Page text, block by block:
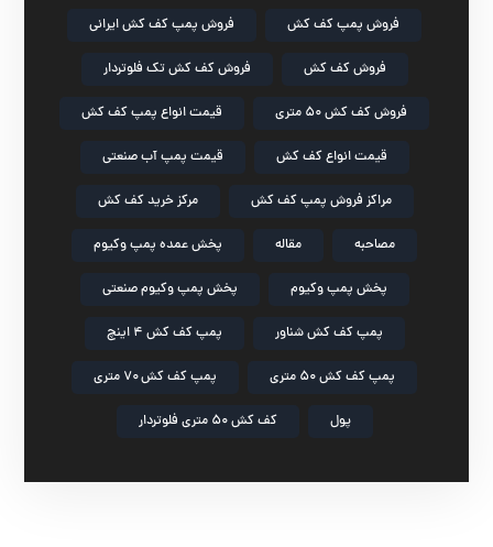
فروش پمپ کف کش فروش پمپ کف کش ایرانی
فروش کف کش فروش کف کش تک فلوتردار
فروش کف کش ۵۰ متری قیمت انواع پمپ کف کش
قیمت انواع کف کش قیمت پمپ آب صنعتی
مراکز فروش پمپ کف کش مرکز خرید کف کش
مصاحبه مقاله پخش عمده پمپ وکیوم
پخش پمپ وکیوم پخش پمپ وکیوم صنعتی
پمپ کف کش شناور پمپ کف کش ۴ اینچ
پمپ کف کش ۵۰ متری پمپ کف کش ۷۰ متری
پول کف کش ۵۰ متری فلوتردار